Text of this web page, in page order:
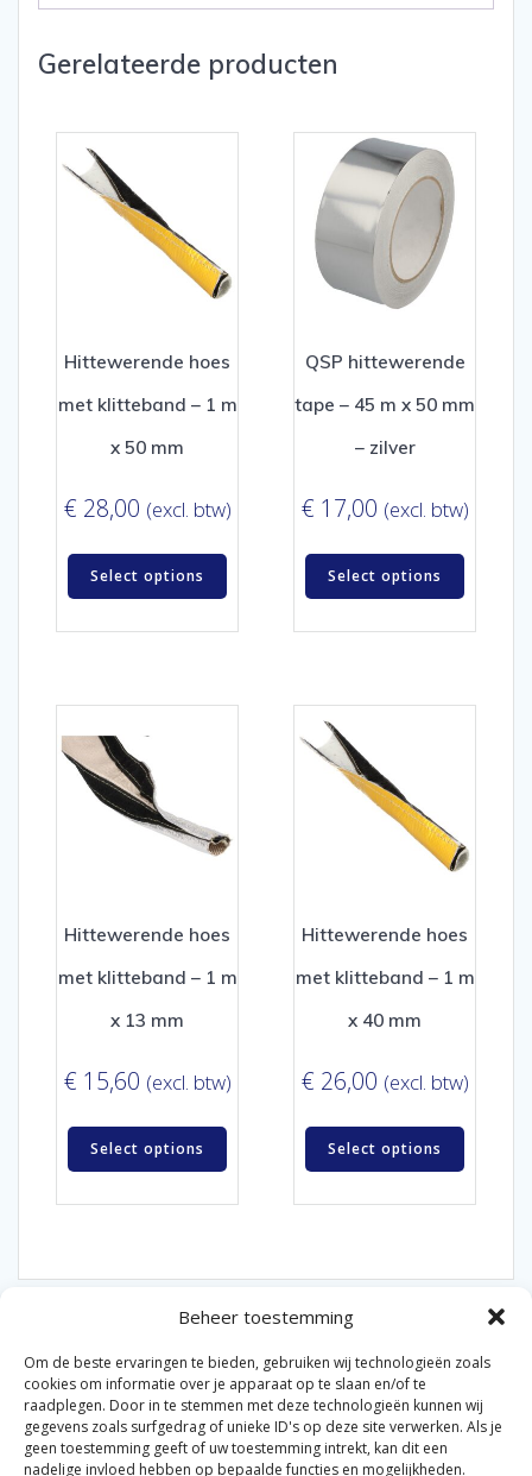
Beheer toestemming
Om de beste ervaringen te bieden, gebruiken wij technologieën zoals
cookies om informatie over je apparaat op te slaan en/of te
raadplegen. Door in te stemmen met deze technologieën kunnen wij
gegevens zoals surfgedrag of unieke ID's op deze site verwerken. Als je
geen toestemming geeft of uw toestemming intrekt, kan dit een
nadelige invloed hebben op bepaalde functies en mogelijkheden.
Gerelateerde producten
Hittewerende hoes
met klitteband – 1 m
x 50 mm
€ 28,00 (excl. btw)
Select options
QSP hittewerende
tape – 45 m x 50 mm
– zilver
€ 17,00 (excl. btw)
Select options
Hittewerende hoes
met klitteband – 1 m
x 13 mm
€ 15,60 (excl. btw)
Select options
Hittewerende hoes
met klitteband – 1 m
x 40 mm
€ 26,00 (excl. btw)
Select options
© 2026 Van der Bel Las en Radiateurenbedrijf.